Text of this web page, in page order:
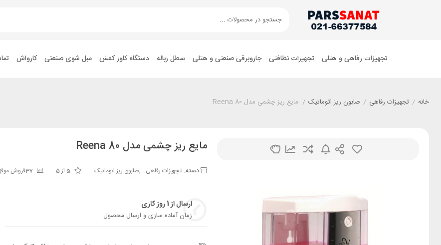
تجهیزات رفاهی و هتلی تجهیزات نظافتی جاروبرقی صنعتی و هتلی سطل زباله دستگاه کاور کفش مبل شوی صنعتی کارواش
خانه / تجهیزات رفاهی / صابون ریز اتوماتیک / مایع ریز چشمی مدل Reena 80
مایع ریز چشمی مدل Reena 80
دسته: تجهیزات رفاهی ,صابون ریز اتوماتیک 5 از 5 37فروش موفق
ارسال از 1 روز کاری
زمان آماده سازی و ارسال محصول